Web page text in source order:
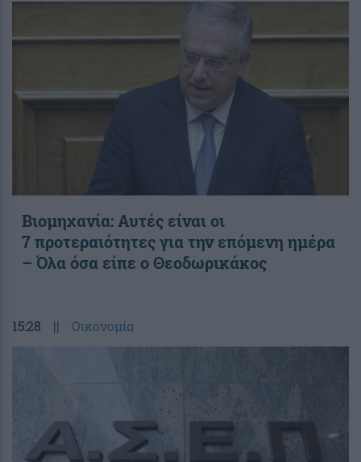
Βιομηχανία: Αυτές είναι οι
7 προτεραιότητες για την επόμενη ημέρα
– Όλα όσα είπε ο Θεοδωρικάκος
15:28 || Οικονομία